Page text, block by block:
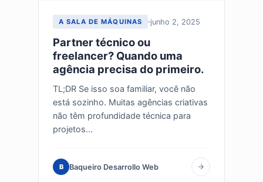
A SALA DE MÁQUINAS junho 2, 2025
Partner técnico ou
freelancer? Quando uma
agência precisa do primeiro.
TL;DR Se isso soa familiar, você não
está sozinho. Muitas agências criativas
não têm profundidade técnica para
projetos...
B Baqueiro Desarrollo Web